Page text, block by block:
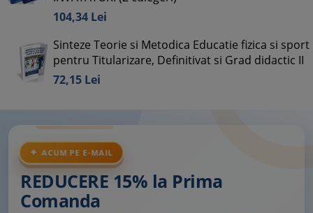
104,34 Lei
Sinteze Teorie si Metodica Educatie fizica si sport
pentru Titularizare, Definitivat si Grad didactic II
72,15 Lei
ACUM PE E-MAIL
REDUCERE 15% la Prima
Comanda